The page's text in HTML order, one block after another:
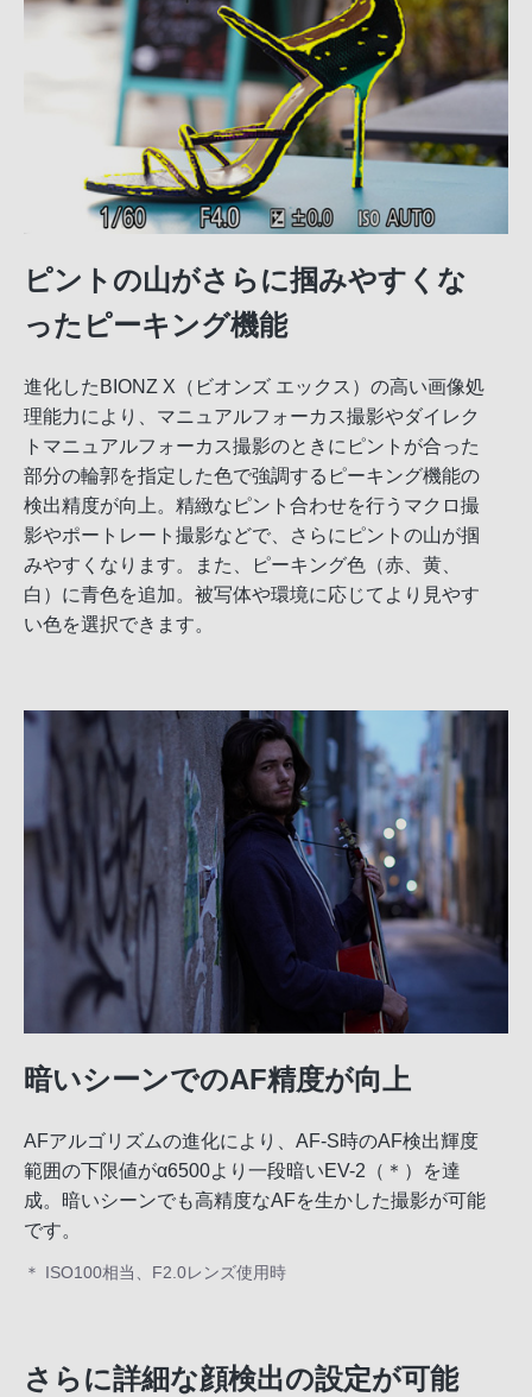
ピントの山がさらに掴みやすくな
ったピーキング機能
進化したBIONZ X（ビオンズ エックス）の高い画像処
理能力により、マニュアルフォーカス撮影やダイレク
トマニュアルフォーカス撮影のときにピントが合った
部分の輪郭を指定した色で強調するピーキング機能の
検出精度が向上。精緻なピント合わせを行うマクロ撮
影やポートレート撮影などで、さらにピントの山が掴
みやすくなります。また、ピーキング色（赤、黄、
白）に青色を追加。被写体や環境に応じてより見やす
い色を選択できます。
暗いシーンでのAF精度が向上
AFアルゴリズムの進化により、AF-S時のAF検出輝度
範囲の下限値がα6500より一段暗いEV-2（＊）を達
成。暗いシーンでも高精度なAFを生かした撮影が可能
です。
＊ ISO100相当、F2.0レンズ使用時
さらに詳細な顔検出の設定が可能